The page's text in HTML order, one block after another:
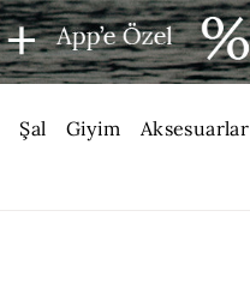
Şal Giyim Aksesuarlar